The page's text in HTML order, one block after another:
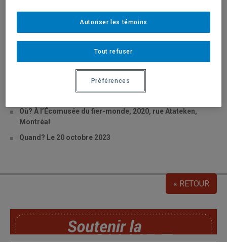
C’est sous le thème “Le patrimoine industriel de l’eau” que
l’Association québécoise pour le patrimoine industriel accueillera
les participants de son congrès 2023, le vendredi 20 octobre, à
l’Écomusée du fier-monde. Pour en savoir plus et vous inscrire,
cliquez ici
Quoi? Le congrès 2023 de l’Association québécoise pour
Où? À l’Écomusée du fier-monde, 2020, rue Atateken,
Montréal
Quand? Le 20 octobre 2023
« RETOUR
SoutChaire
Tout refuser
Autoriser les témoins
Préférences